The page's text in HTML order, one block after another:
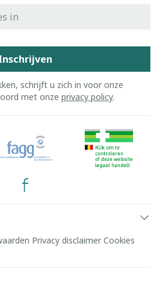
schrijft u zich in voor onze
met onze privacy policy.
Privacy disclaimer Cookies